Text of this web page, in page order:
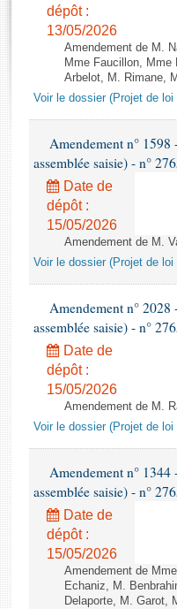
Rapports d'information
Rapports d'enquête
Rapports législatifs
Dossiers législatifs
Budget et sécurité sociale
Questions écrites et orales
Comptes rendus des
Anciennes
Liens vers les sites
dépôt :
13/05/2026
Amendement de M.
Mme Faucillon,
Arbelot, M. Rimane,
Voir le dossier (Projet de
Amendement n°
assemblée saisie) - n°
Date de
dépôt :
15/05/2026
Amendement de M.
Voir le dossier (Projet de
Amendement n°
assemblée saisie) - n°
Date de
dépôt :
15/05/2026
Amendement de M.
Voir le dossier (Projet de
Amendement n°
assemblée saisie) - n°
Date de
dépôt :
15/05/2026
Amendement de
Echaniz, M.
Delaporte, M. Garot,